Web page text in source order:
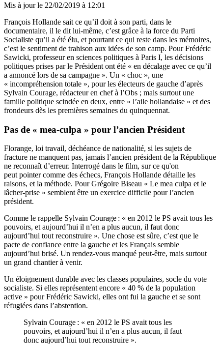
Mis à jour le 22/02/2019 à 12:01
François Hollande sait ce qu’il doit à son parti, dans le
documentaire, il le dit lui-même, c’est grâce à la force du Parti
Socialiste qu’il a été élu, et pourtant ce qui reste dans les mémoires,
c’est le sentiment de trahison aux idées de son camp. Pour Frédéric
Sawicki, professeur en sciences politiques à Paris I, les décisions
politiques prises par le Président ont été « en décalage avec ce qu’il
a annoncé lors de sa campagne ». Un « choc », une
« incompréhension totale », pour les électeurs de gauche d’après
Sylvain Courage, rédacteur en chef à l’Obs ; mais surtout une
famille politique scindée en deux, entre « l’aile hollandaise » et des
frondeurs dès les premières semaines du quinquennat.
Pas de « mea-culpa » pour l’ancien Président
Florange, loi travail, déchéance de nationalité, si les sujets de
fracture ne manquent pas, jamais l’ancien président de la République
ne reconnaît d’erreur. Interrogé dans le film, sur ce qu'on
peut pointer comme des échecs, François Hollande détaille les
raisons, et la méthode. Pour Grégoire Biseau « Le mea culpa et le
lâcher-prise » semblent être un exercice difficile pour l’ancien
président.
Comme le rappelle Sylvain Courage : « en 2012 le PS avait tous les
pouvoirs, et aujourd’hui il n’en a plus aucun, il faut donc
aujourd’hui tout reconstruire ». Une chose est sûre, c’est que le
pacte de confiance entre la gauche et les Français semble
aujourd’hui brisé. Un rendez-vous manqué peut-être, mais surtout
un grand chantier à venir.
Un éloignement durable avec les classes populaires, socle du vote
socialiste. Si elles représentent encore « 40 % de la population
active » pour Frédéric Sawicki, elles ont fui la gauche et se sont
réfugiées dans l’abstention.
Sylvain Courage : « en 2012 le PS avait tous les
pouvoirs, et aujourd’hui il n’en a plus aucun, il faut
donc aujourd’hui tout reconstruire ».